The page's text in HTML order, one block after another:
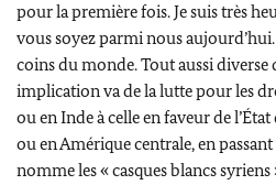
pour la première fois. Je suis très
vous soyez parmi nous
coins du monde. Tout aussi diverse
implication va de la lutte pour les
ou en Inde à celle en faveur de
ou en Amérique centrale, en
nomme les « casques blancs